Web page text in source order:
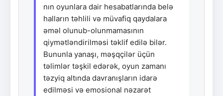
nın oyunlara dair hesabatlarında belə
halların təhlili və müvafiq qaydalara
əməl olunub-olunmamasının
qiymətləndirilməsi təklif edilə bilər.
Bununla yanaşı, məşqçilər üçün
təlimlər təşkil edərək, oyun zamanı
təzyiq altında davranışların idarə
edilməsi və emosional nəzarət